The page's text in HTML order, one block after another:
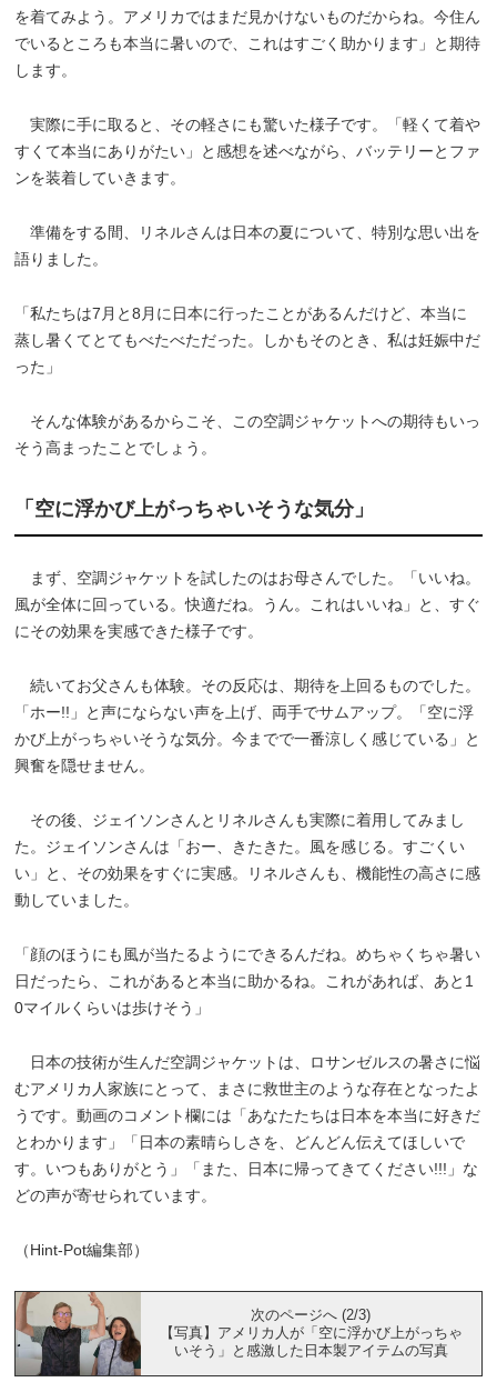
を着てみよう。アメリカではまだ見かけないものだからね。今住ん
でいるところも本当に暑いので、これはすごく助かります」と期待
します。
実際に手に取ると、その軽さにも驚いた様子です。「軽くて着や
すくて本当にありがたい」と感想を述べながら、バッテリーとファ
ンを装着していきます。
準備をする間、リネルさんは日本の夏について、特別な思い出を
語りました。
「私たちは7月と8月に日本に行ったことがあるんだけど、本当に
蒸し暑くてとてもべたべただった。しかもそのとき、私は妊娠中だ
った」
そんな体験があるからこそ、この空調ジャケットへの期待もいっ
そう高まったことでしょう。
「空に浮かび上がっちゃいそうな気分」
まず、空調ジャケットを試したのはお母さんでした。「いいね。
風が全体に回っている。快適だね。うん。これはいいね」と、すぐ
にその効果を実感できた様子です。
続いてお父さんも体験。その反応は、期待を上回るものでした。
「ホー!!」と声にならない声を上げ、両手でサムアップ。「空に浮
かび上がっちゃいそうな気分。今までで一番涼しく感じている」と
興奮を隠せません。
その後、ジェイソンさんとリネルさんも実際に着用してみまし
た。ジェイソンさんは「おー、きたきた。風を感じる。すごくい
い」と、その効果をすぐに実感。リネルさんも、機能性の高さに感
動していました。
「顔のほうにも風が当たるようにできるんだね。めちゃくちゃ暑い
日だったら、これがあると本当に助かるね。これがあれば、あと1
0マイルくらいは歩けそう」
日本の技術が生んだ空調ジャケットは、ロサンゼルスの暑さに悩
むアメリカ人家族にとって、まさに救世主のような存在となったよ
うです。動画のコメント欄には「あなたたちは日本を本当に好きだ
とわかります」「日本の素晴らしさを、どんどん伝えてほしいで
す。いつもありがとう」「また、日本に帰ってきてください!!!」な
どの声が寄せられています。
（Hint-Pot編集部）
次のページへ (2/3)
【写真】アメリカ人が「空に浮かび上がっちゃ
いそう」と感激した日本製アイテムの写真